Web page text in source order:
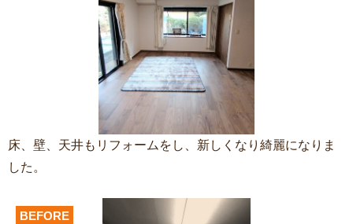
床、壁、天井もリフォームをし、新しくなり綺麗になりま
した。
BEFORE